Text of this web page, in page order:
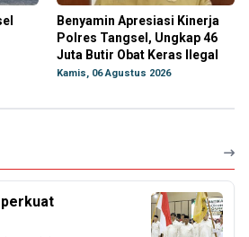
Benyamin Apresiasi Kinerja
Polres Tangsel, Ungkap 46
Juta Butir Obat Keras Ilegal
Kamis, 06 Agustus 2026